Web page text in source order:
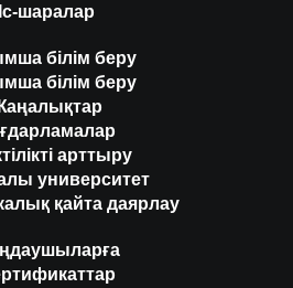
Іс-шаралар
білім беру
білім беру
арттыру
университет
қайта даярлау